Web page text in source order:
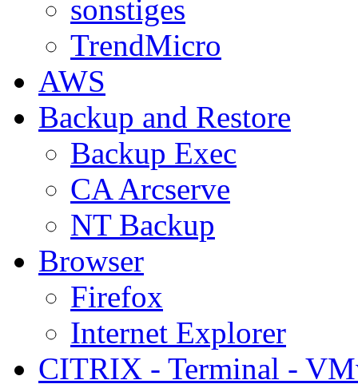
sonstiges
TrendMicro
AWS
Backup and Restore
Backup Exec
CA Arcserve
NT Backup
Browser
Firefox
Internet Explorer
CITRIX - Terminal -